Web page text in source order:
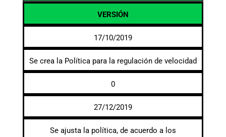
VERSIÓN
17/10/2019
Se crea la Política para la regulación de velocidad
0
27/12/2019
Se ajusta la política, de acuerdo a los